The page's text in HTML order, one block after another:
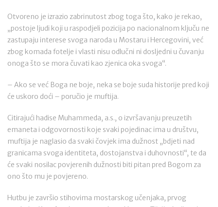
Otvoreno je izrazio zabrinutost zbog toga što, kako je rekao,
„postoje ljudi koji u raspodjeli pozicija po nacionalnom ključu ne
zastupaju interese svoga naroda u Mostaru i Hercegovini, već
zbog komada fotelje i vlasti nisu odlučni ni dosljedni u čuvanju
onoga što se mora čuvati kao zjenica oka svoga“.
– Ako se već Boga ne boje, neka se boje suda historije pred koji
će uskoro doći – poručio je muftija.
Citirajući hadise Muhammeda, a.s., o izvršavanju preuzetih
emaneta i odgovornosti koje svaki pojedinac ima u društvu,
muftija je naglasio da svaki čovjek ima dužnost „bdjeti nad
granicama svoga identiteta, dostojanstva i duhovnosti“, te da
će svaki nosilac povjerenih dužnosti biti pitan pred Bogom za
ono što mu je povjereno.
Hutbu je završio stihovima mostarskog učenjaka, prvog